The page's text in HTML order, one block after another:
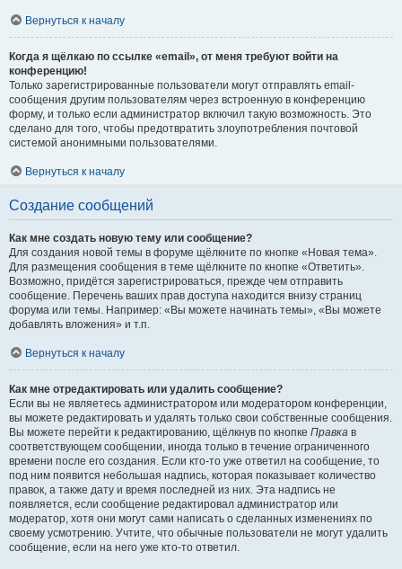
Вернуться к началу
Когда я щёлкаю по ссылке «email», от меня требуют войти на
конференцию!
Только зарегистрированные пользователи могут отправлять email-
сообщения другим пользователям через встроенную в конференцию
форму, и только если администратор включил такую возможность. Это
сделано для того, чтобы предотвратить злоупотребления почтовой
системой анонимными пользователями.
Вернуться к началу
Создание сообщений
Как мне создать новую тему или сообщение?
Для создания новой темы в форуме щёлкните по кнопке «Новая тема».
Для размещения сообщения в теме щёлкните по кнопке «Ответить».
Возможно, придётся зарегистрироваться, прежде чем отправить
сообщение. Перечень ваших прав доступа находится внизу страниц
форума или темы. Например: «Вы можете начинать темы», «Вы можете
добавлять вложения» и т.п.
Вернуться к началу
Как мне отредактировать или удалить сообщение?
Если вы не являетесь администратором или модератором конференции,
вы можете редактировать и удалять только свои собственные сообщения.
Вы можете перейти к редактированию, щёлкнув по кнопке Правка в
соответствующем сообщении, иногда только в течение ограниченного
времени после его создания. Если кто-то уже ответил на сообщение, то
под ним появится небольшая надпись, которая показывает количество
правок, а также дату и время последней из них. Эта надпись не
появляется, если сообщение редактировал администратор или
модератор, хотя они могут сами написать о сделанных изменениях по
своему усмотрению. Учтите, что обычные пользователи не могут удалить
сообщение, если на него уже кто-то ответил.